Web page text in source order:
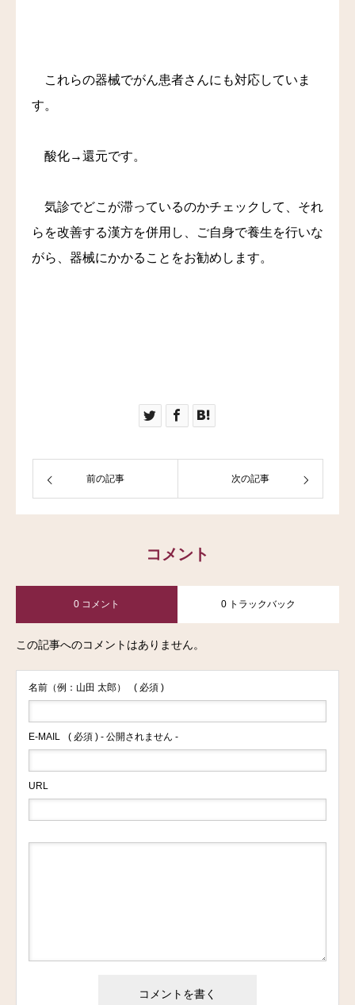
これらの器械でがん患者さんにも対応していま
す。
酸化→還元です。
気診でどこが滞っているのかチェックして、それ
らを改善する漢方を併用し、ご自身で養生を行いな
がら、器械にかかることをお勧めします。
前の記事 次の記事
コメント
0 コメント 0 トラックバック
この記事へのコメントはありません。
名前（例：山田 太郎） ( 必須 )
E-MAIL ( 必須 ) - 公開されません -
URL